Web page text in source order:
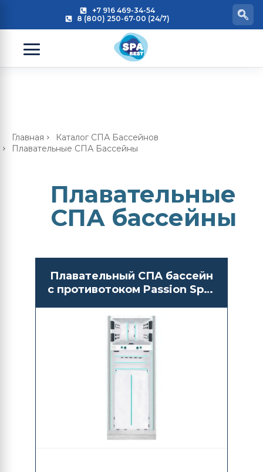
+7 916 469-34-54
8 (800) 250-67-00 (24/7)
Главная
Каталог СПА Бассейнов
Плавательные СПА Бассейны
Плавательные
СПА бассейны
Плавательный СПА бассейн
с противотоком Passion Spas